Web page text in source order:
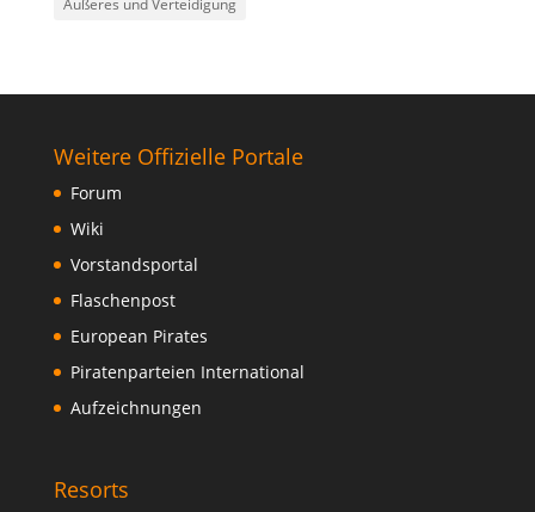
Weitere Offizielle Portale
Forum
Wiki
Vorstandsportal
Flaschenpost
European Pirates
Piratenparteien International
Aufzeichnungen
Resorts